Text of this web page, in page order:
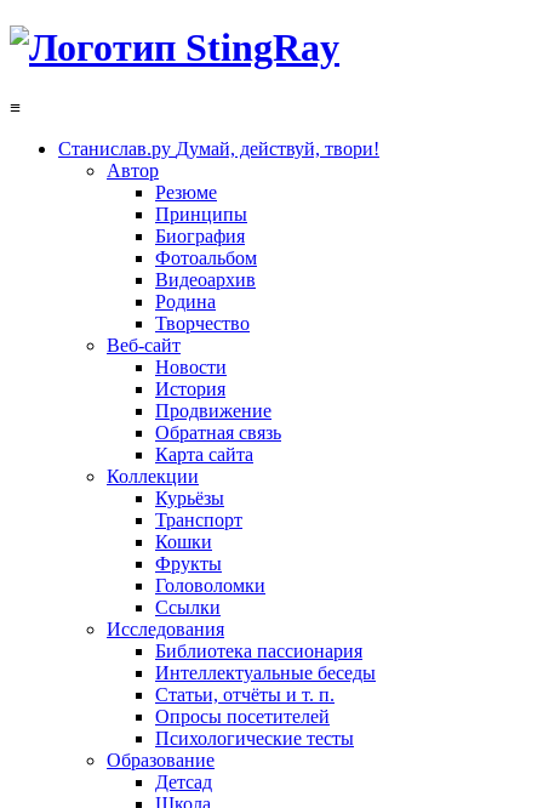
≡
Станислав.ру Думай, действуй, твори!
Автор
Резюме
Принципы
Биография
Фотоальбом
Видеоархив
Родина
Творчество
Веб-сайт
Новости
История
Продвижение
Обратная связь
Карта сайта
Коллекции
Курьёзы
Транспорт
Кошки
Фрукты
Головоломки
Ссылки
Исследования
Библиотека пассионария
Интеллектуальные беседы
Статьи, отчёты и т. п.
Опросы посетителей
Психологические тесты
Образование
Детсад
Школа